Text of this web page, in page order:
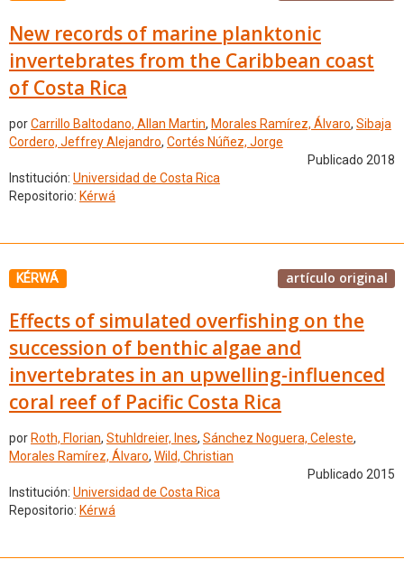
New records of marine planktonic
invertebrates from the Caribbean coast
of Costa Rica
porCarrillo Baltodano, Allan Martin, Morales Ramírez, Álvaro, Sibaja
Cordero, Jeffrey Alejandro, Cortés Núñez, Jorge
Publicado 2018
Institución: Universidad de Costa Rica
Repositorio: Kérwá
KÉRWÁ artículo original
Effects of simulated overfishing on the
succession of benthic algae and
invertebrates in an upwelling-influenced
coral reef of Pacific Costa Rica
por Roth, Florian, Stuhldreier, Ines, Sánchez Noguera, Celeste,
Morales Ramírez, Álvaro, Wild, Christian
Publicado 2015
Institución: Universidad de Costa Rica
Repositorio: Kérwá